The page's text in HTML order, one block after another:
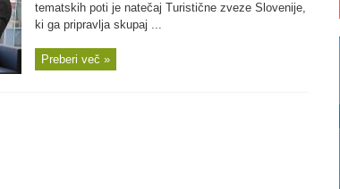
tematskih poti je natečaj Turistične zveze Slovenije,
ki ga pripravlja skupaj ...
Preberi več »